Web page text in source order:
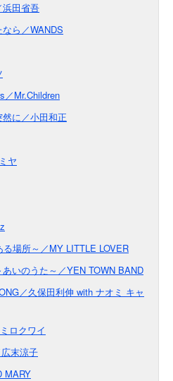
田省吾
ら／WANDS
／Mr.Children
に／小田和正
ヤ
場所～／MY LITTLE LOVER
いのうた～／YEN TOWN BAND
／久保田利伸 with ナオミ キャ
ロクワイ
末涼子
MARY